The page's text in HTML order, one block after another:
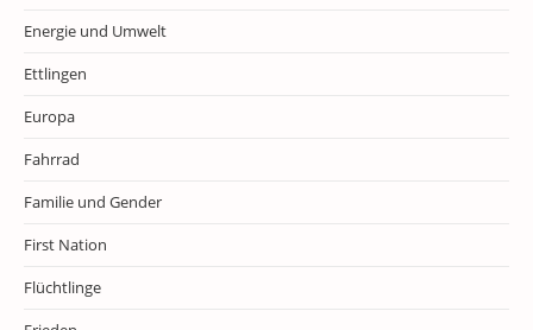
Energie und Umwelt
Ettlingen
Europa
Fahrrad
Familie und Gender
First Nation
Flüchtlinge